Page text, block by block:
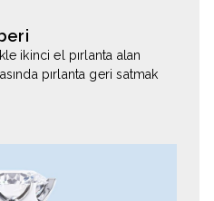
ikinci el pırlanta alan
pırlanta geri satmak